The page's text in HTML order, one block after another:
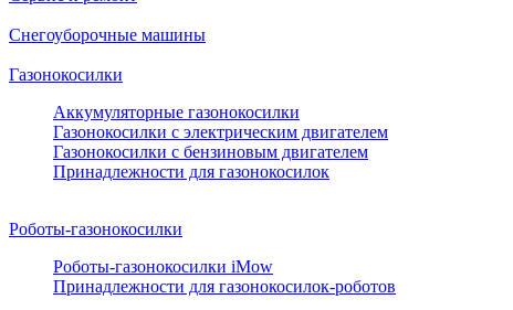
Снегоуборочные машины
Газонокосилки
Аккумуляторные газонокосилки
Газонокосилки с электрическим двигателем
Газонокосилки с бензиновым двигателем
Принадлежности для газонокосилок
Роботы-газонокосилки
Роботы-газонокосилки iMow
Принадлежности для газонокосилок-роботов